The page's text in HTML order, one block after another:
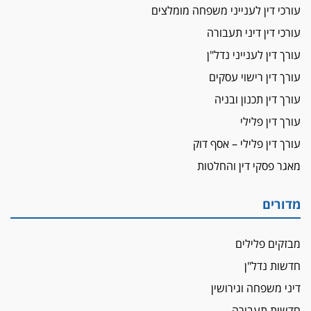
על המידתיות
ביה"ד המשמעתי ביטל השעיה לצמיתות של
עורכת-דין שהביעה שמחה ב-7 באוקטובר
אשם
עו"ד הלל בבייב הורשע בהונאת עשרות לקוחות,
ההסדר: 7-9 שנות מאסר
דין ומקרקעין
עורך דין ברמת השרון נחקר בחשד למרמה בעסקת
תובעת משטרתית פוטרה בחשד לעישון סמים
שנחשף בפעילות בלשים בטלגרם
לא בכל יום
הכנסת אישרה
הגבלת שכר טרחה בייצוג נכי צה"ל ונפגעי פעולות
עורכי דין לענייני משפחה מומלצים
עורכי דין דיני תעבורה
עורך דין לענייני נדל"ן
עורך דין רישוי עסקים
עורך דין תכנון ובניה
עורך דין פלילי
עורך דין פלילי – אסף דוק
מאגר פסקי דין והחלטות
מדורים
מבזקים פלילים
חדשות נדל"ן
דיני משפחה וגירושין